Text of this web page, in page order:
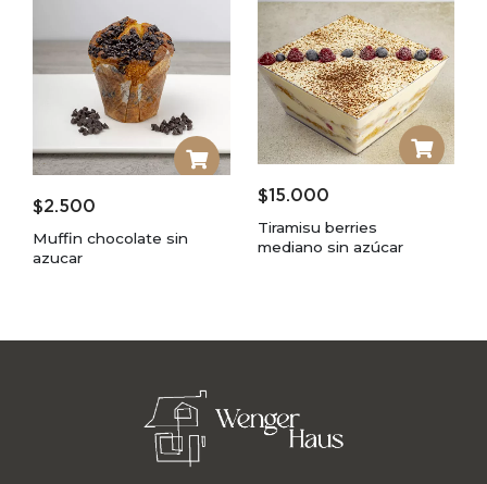
$2.500
Muffin chocolate sin
azucar
$15.000
Tiramisu berries
mediano sin azúcar